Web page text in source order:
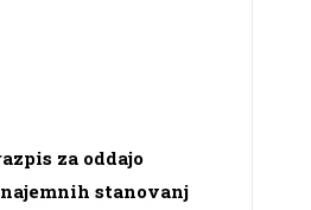
za oddajo
stanovanj